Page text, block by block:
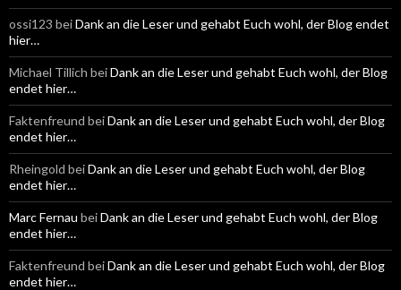
ossi123 beiDank an die Leser und gehabt Euch wohl, der Blog endet
hier…
Michael Tillich beiDank an die Leser und gehabt Euch wohl, der Blog
endet hier…
Faktenfreund beiDank an die Leser und gehabt Euch wohl, der Blog
endet hier…
Rheingold beiDank an die Leser und gehabt Euch wohl, der Blog
endet hier…
Marc Fernau beiDank an die Leser und gehabt Euch wohl, der Blog
endet hier…
Faktenfreund beiDank an die Leser und gehabt Euch wohl, der Blog
endet hier…